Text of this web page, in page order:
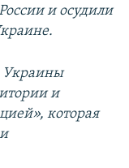
и осудили
Украины
и
которая